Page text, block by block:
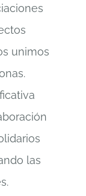
unimos
las